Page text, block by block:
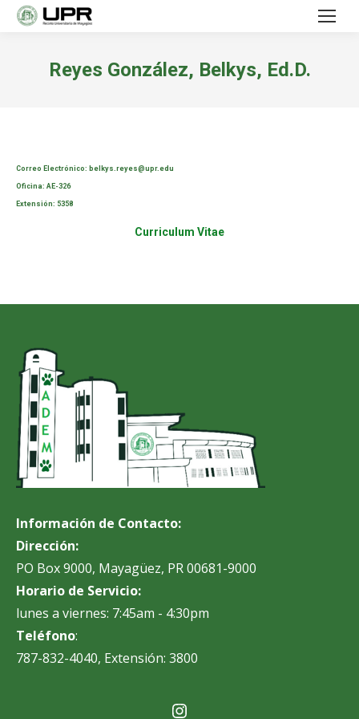
Reyes González, Belkys, Ed.D.
Correo Electrónico: belkys.reyes@upr.edu
Oficina: AE-326
Extensión: 5358
Curriculum Vitae
Información de Contacto:
Dirección:
PO Box 9000, Mayagüez, PR 00681-9000
Horario de Servicio:
lunes a viernes: 7:45am - 4:30pm
Teléfono:
787-832-4040, Extensión: 3800
Instagram